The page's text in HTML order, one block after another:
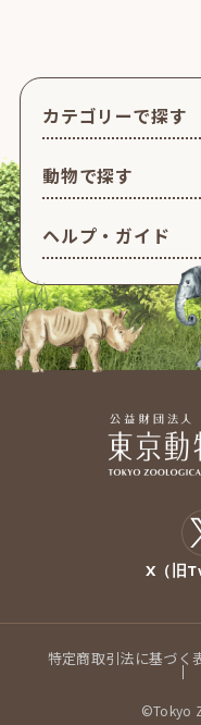
カテゴリーで探す
動物で探す
ヘルプ・ガイド
X（旧
特定商取引法に基づく
©Tokyo